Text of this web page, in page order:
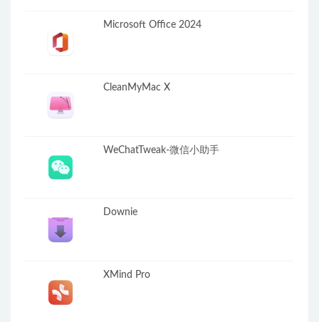
Microsoft Office 2024
CleanMyMac X
WeChatTweak-微信小助手
Downie
XMind Pro